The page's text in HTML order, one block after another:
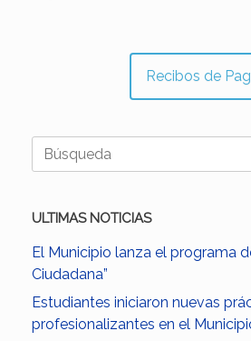
Recibos de
Buscar:
ULTIMAS NOTICIAS
El Municipio lanza el programa
Ciudadana”
Estudiantes iniciaron nuevas
profesionalizantes en el